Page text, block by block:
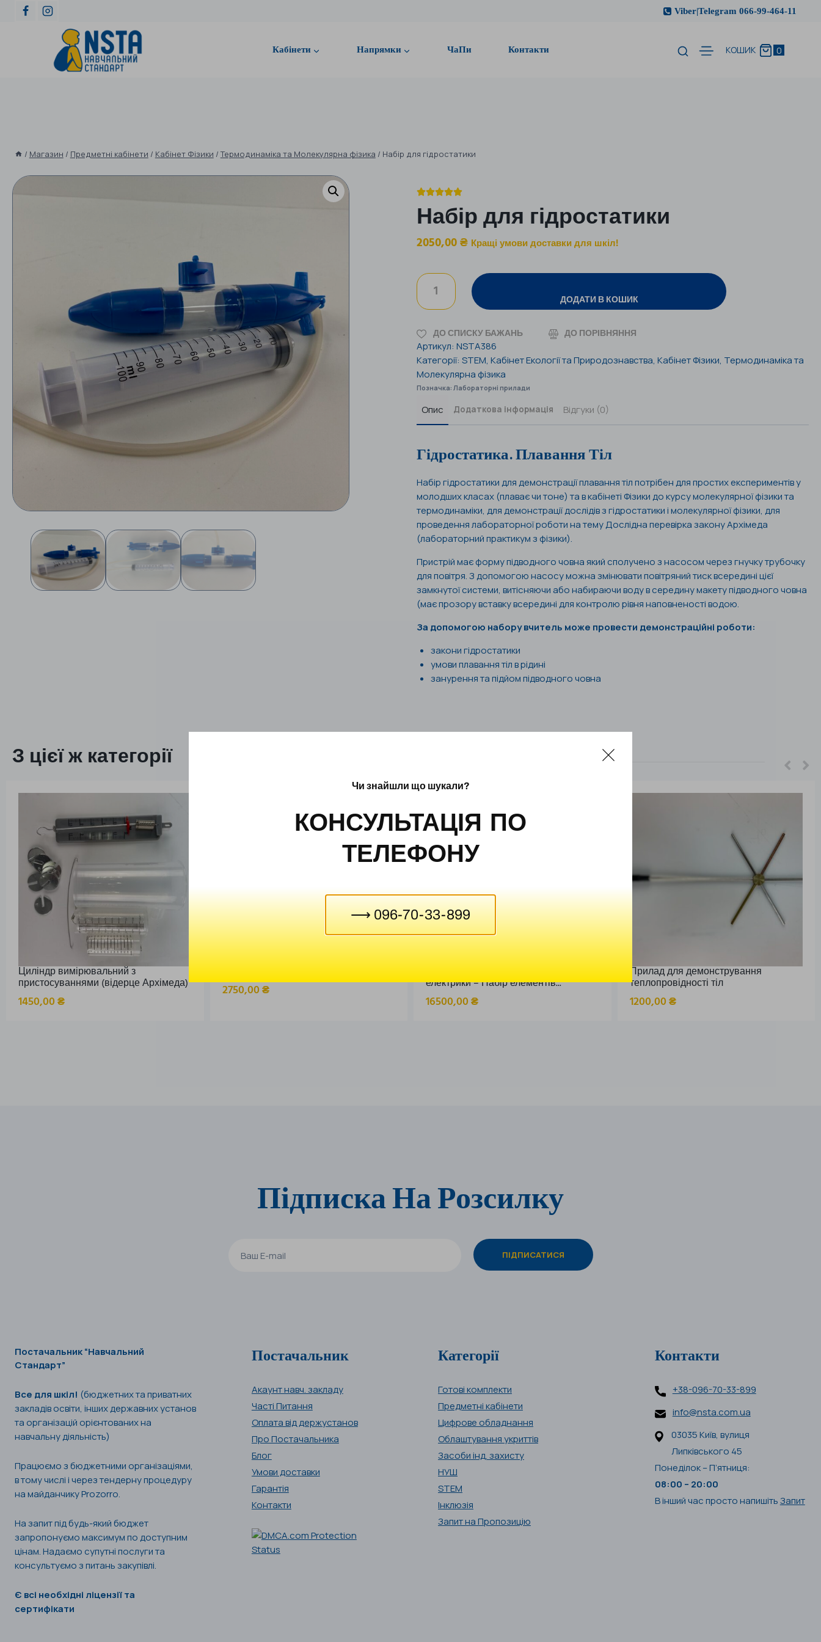
Viber|Telegram 066-99-464-11
Кабінети Напрямки ЧаПи Контакти КОШИК 0
/ Магазин / Предметні кабінети / Кабінет Фізики / Термодинаміка та Молекулярна фізика / Набір для гідростатики

Набір для гідростатики
2050,00₴ Кращі умови доставки для шкіл!
ДОДАТИ В КОШИК
ДО СПИСКУ БАЖАНЬ ДО ПОРІВНЯННЯ
Артикул: NSTA386
Категорії: STEM, Кабінет Екології та Природознавства, Кабінет Фізики, Термодинаміка та
Молекулярна фізика
Позначка: Лабораторні прилади
Опис Додаткова інформація Відгуки (0)
Гідростатика. Плавання Тіл
Набір гідростатики для демонстрації плавання тіл потрібен для простих експериментів у
молодших класах (плаває чи тоне) та в кабінеті Фізики до курсу молекулярної фізики та
термодинаміки, для демонстрації дослідів з гідростатики і молекулярної фізики, для
проведення лабораторної роботи на тему Дослідна перевірка закону Архімеда
(лабораторний практикум з фізики).
Пристрій має форму підводного човна який сполучено з насосом через гнучку трубочку
для повітря. З допомогою насосу можна змінювати повітряний тиск всередині цієї
замкнутої системи, витісняючи або набираючи воду в середину макету підводного човна
(має прозору вставку всередині для контролю рівня наповненості водою.
За допомогою набору вчитель може провести демонстраційні роботи:
закони гідростатики
умови плавання тіл в рідині
занурення та підйом підводного човна
З цієї ж категорії
Циліндр вимірювальний з
пристосуваннями (відерце Архімеда)
1450,00₴
Модель дизельного двигуна
2750,00₴
Набір лабораторний для вивчення
електрики – Набір елементів...
16500,00₴
Прилад для демонстрування
теплопровідності тіл
1200,00₴
Підписка На Розсилку
Постачальник “Навчальний
Стандарт”
Все для шкіл! (бюджетних та приватних
закладів освіти, інших державних установ
та організацій орієнтованих на
навчальну діяльність)
Працюємо з бюджетними організаціями,
в тому числі і через тендерну процедуру
на майданчику Prozorro.
На запит під будь-який бюджет
запропонуємо максимум по доступним
цінам. Надаємо супутні послуги та
консультуємо з питань закупівлі.
Є всі необхідні ліцензії та
сертифікати
Постачальник
Акаунт навч. закладу
Часті Питання
Оплата від держустанов
Про Постачальника
Блог
Умови доставки
Гарантія
Контакти
Категорії
Готові комплекти
Предметні кабінети
Цифрове обладнання
Облаштування укриттів
Засоби інд. захисту
НУШ
STEM
Інклюзія
Запит на Пропозицію
Контакти
+38-096-70-33-899
info@nsta.com.ua
03035 Київ, вулиця
Липківського 45
Понеділок – П’ятниця:
08:00 – 20:00
В інший час просто напишітьЗапит
Чи знайшли що шукали?
КОНСУЛЬТАЦІЯ ПО
ТЕЛЕФОНУ
⟶ 096-70-33-899